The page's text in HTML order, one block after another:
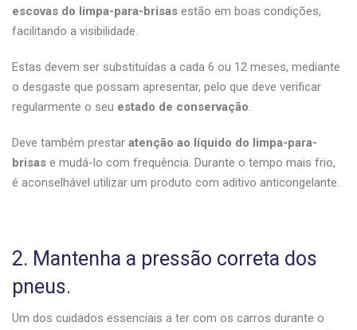
escovas do limpa-para-brisas estão em boas condições,
facilitando a visibilidade.
Estas devem ser substituídas a cada 6 ou 12 meses, mediante
o desgaste que possam apresentar, pelo que deve verificar
regularmente o seu estado de conservação.
Deve também prestar atenção ao líquido do limpa-para-
brisas e mudá-lo com frequência. Durante o tempo mais frio,
é aconselhável utilizar um produto com aditivo anticongelante.
2. Mantenha a pressão correta dos
pneus.
Um dos cuidados essenciais a ter com os carros durante o